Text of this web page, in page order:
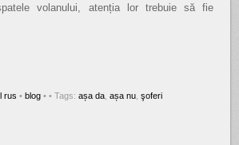
volanului, atenția lor trebuie să fie
rus • blog • • Tags:așa da ,așa nu ,şoferi